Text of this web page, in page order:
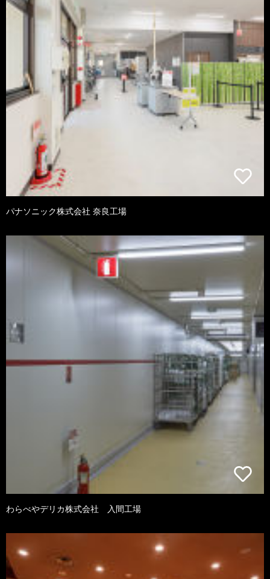
パナソニック株式会社 奈良工場
わらべやデリカ株式会社 入間工場